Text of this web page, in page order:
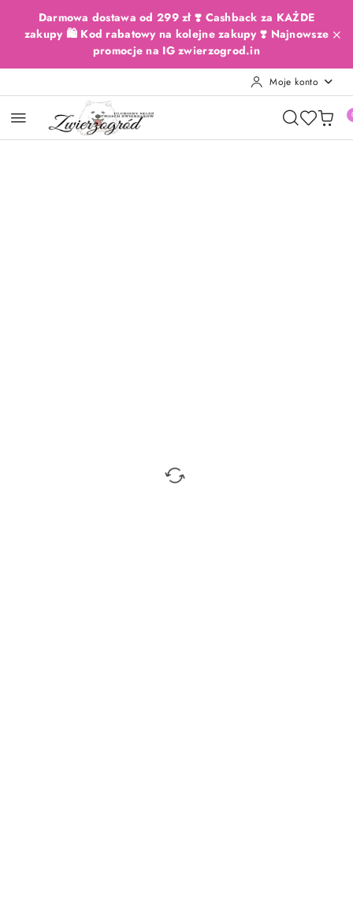
Przejdź do treści głównej
Przejdź do wyszukiwarki
Przejdź do moje konto
Przejdź do menu głównego
Przejdź do opisu produktu
Przejdź do stopki
Darmowa dostawa od 299 zł ❣️ Cashback za KAŻDE
zakupy 🛍️ Kod rabatowy na kolejne zakupy ❣️ Najnowsze
promocje na IG zwierzogrod.in
Moje konto